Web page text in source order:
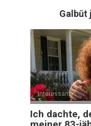
Galbūt
Interessant
Ich dachte,